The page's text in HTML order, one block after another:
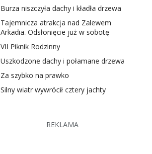
Burza niszczyła dachy i kładła drzewa
Tajemnicza atrakcja nad Zalewem
Arkadia. Odsłonięcie już w sobotę
VII Piknik Rodzinny
Uszkodzone dachy i połamane drzewa
Za szybko na prawko
Silny wiatr wywrócił cztery jachty
REKLAMA